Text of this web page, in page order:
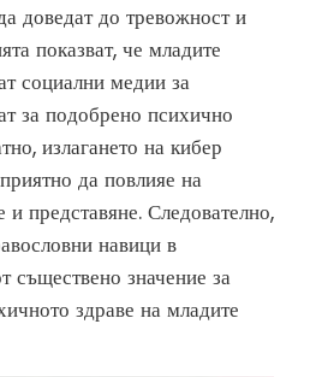
доведат до тревожност и
показват, че младите
социални медии за
за подобрено психично
излагането на кибер
да повлияе на
и представяне. Следователно,
навици в
съществено значение за
здраве на младите